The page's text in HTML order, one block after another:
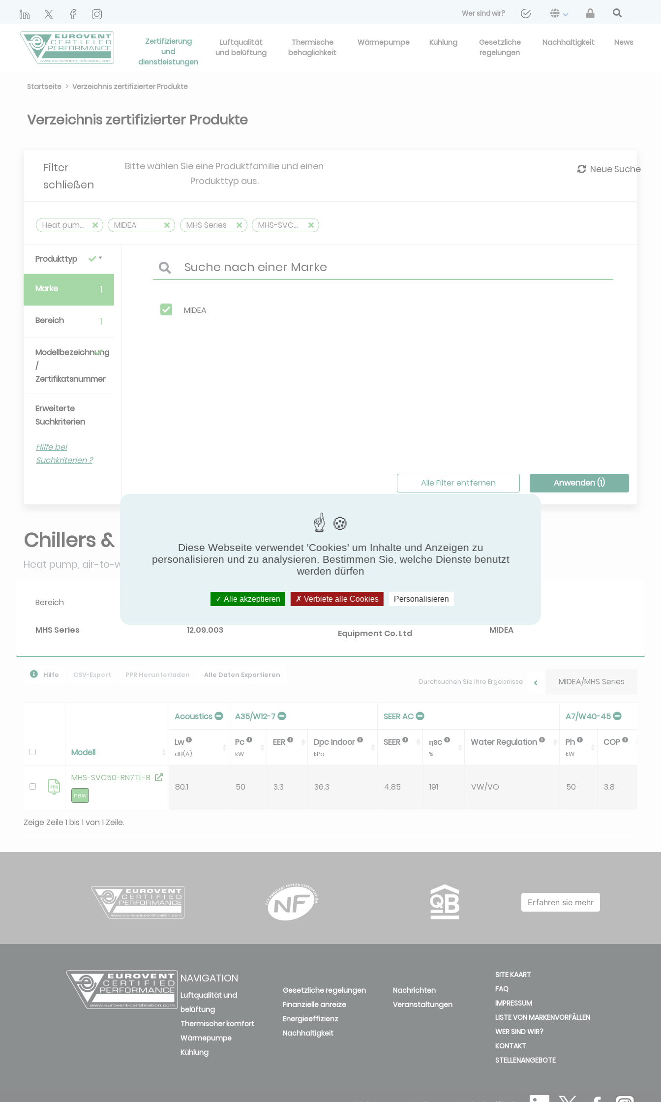
Wer sind wir?
Zertifizierung
und
dienstleistungen
Luftqualität
und belüftung
Thermische
behaglichkeit
Wärmepumpe Kühlung
Gesetzliche
regelungen
Nachhaltigkeit News
Startseite Verzeichnis zertifizierter Produkte
Verzeichnis zertifizierter Produkte
Filter
schließen
Bitte wählen Sie eine Produktfamilie und einen
Produkttyp aus.
Neue Suche
Heat pump, air-to-water, packaged, reversible MIDEA MHS Series MHS-SVC50-RN7TL-B
Produkttyp
Marke 1
Bereich 1
Modellbezeichnung
/
Zertifikatsnummer
Erweiterte
Suchkriterien
Hilfe bei
Suchkriterien ?
MIDEA
Alle Filter entfernen Anwenden (1)
Chillers & Heat pumps
Heat pump, air-to-water, packaged, reversible
Bereich
MHS Series
Diplom-Nummer
12.09.003
Participant
Equipment Co. Ltd
MIDEA
Hilfe CSV-Export PPR Herunterladen
Alle Daten Exportieren
Durchsuchen Sie Ihre Ergebnisse
MIDEA/MHS Series
Modell
Acoustics A35/W12-7 SEER AC A7/W40-45
Lw
dB(A)
Pc
kW
EER Dpc Indoor
kPa
SEER ηsc
%
Water Regulation Ph
kW
COP
MHS-SVC50-RN7TL-B
new
80.1 50 3.3 36.3 4.85 191 VW/VO 50 3.8
Zeige Zeile 1 bis 1 von 1 Zeile.
Erfahren sie mehr
NAVIGATION
Luftqualität und
belüftung
Thermischer komfort
Wärmepumpe
Kühlung
Gesetzliche regelungen
Finanzielle anreize
Energieeffizienz
Nachhaltigkeit
Nachrichten
Veranstaltungen
SITE KAART
FAQ
IMPRESSUM
LISTE VON MARKENVORFÄLLEN
WER SIND WIR?
KONTAKT
STELLENANGEBOTE
Diese Webseite verwendet 'Cookies' um Inhalte und Anzeigen zu
personalisieren und zu analysieren. Bestimmen Sie, welche Dienste benutzt
werden dürfen
Alle akzeptieren Verbiete alle Cookies Personalisieren